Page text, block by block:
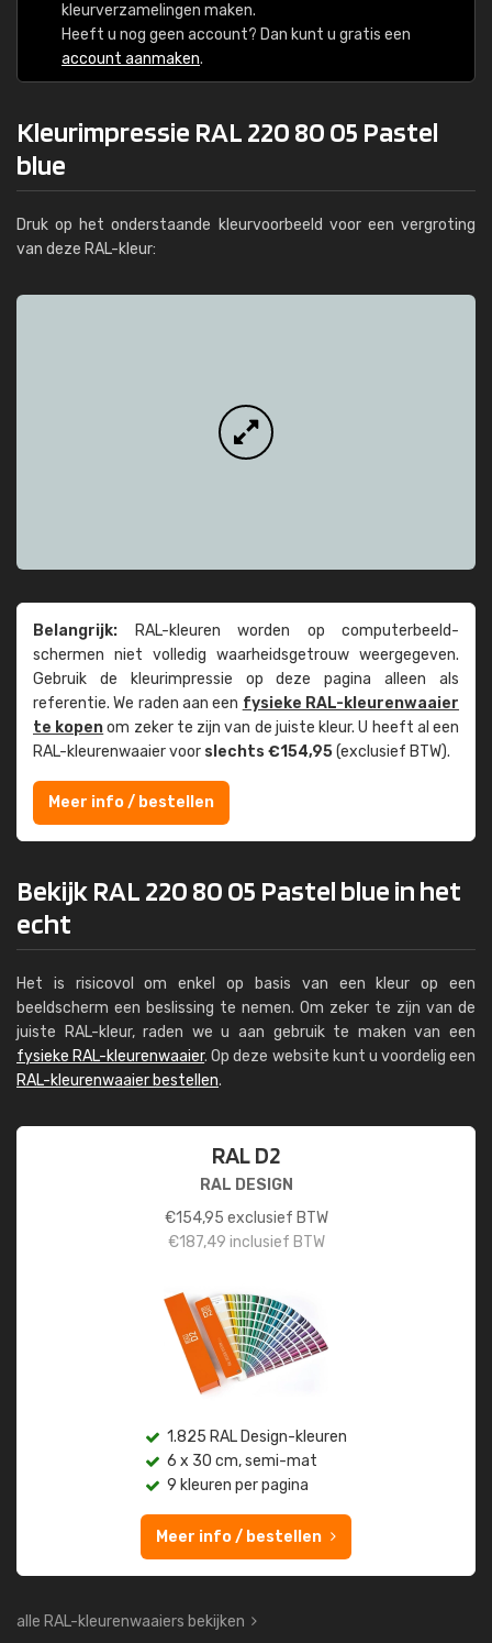
kleurverzamelingen maken.
Heeft u nog geen account? Dan kunt u gratis een
account aanmaken.
Kleurimpressie RAL 220 80 05 Pastel
blue
Druk op het onderstaande kleurvoorbeeld voor een vergroting
van deze RAL-kleur:
Belangrijk: RAL-kleuren worden op computer­beeld­
schermen niet volledig waarheids­­getrouw weer­gegeven.
Gebruik de kleur­impressie op deze pagina alleen als
referentie. We raden aan een fysieke RAL-kleuren­waaier
te kopenom zeker te zijn van de juiste kleur. U heeft al een
RAL-kleuren­waaier voor slechts €154,95(exclusief BTW).
Meer info / bestellen
Bekijk RAL 220 80 05 Pastel blue in het
echt
Het is risicovol om enkel op basis van een kleur op een
beeldscherm een beslissing te nemen. Om zeker te zijn van de
juiste RAL-kleur, raden we u aan gebruik te maken van een
fysieke RAL-kleurenwaaier. Op deze website kunt u voordelig een
RAL-kleurenwaaier bestellen.
RAL D2
RAL DESIGN
€154,95 exclusief BTW
€187,49 inclusief BTW
1.825 RAL Design-kleuren
6 x 30 cm, semi-mat
9 kleuren per pagina
Meer info / bestellen
alle RAL-kleurenwaaiers bekijken